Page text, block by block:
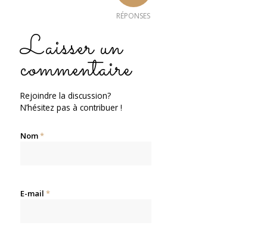
RÉPONSES
Laisser un
commentaire
Rejoindre la discussion?
N’hésitez pas à contribuer !
Nom*
E-mail *